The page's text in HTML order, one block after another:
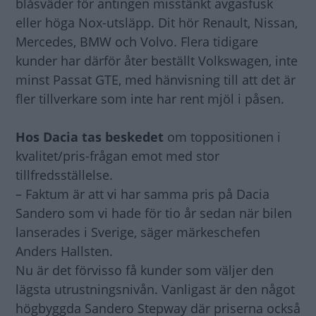
blåsväder för antingen misstänkt avgasfusk
eller höga Nox-utsläpp. Dit hör Renault, Nissan,
Mercedes, BMW och Volvo. Flera tidigare
kunder har därför åter beställt Volkswagen, inte
minst Passat GTE, med hänvisning till att det är
fler tillverkare som inte har rent mjöl i påsen.
Hos Dacia tas beskedet om toppositionen i
kvalitet/pris-frågan emot med stor
tillfredsställelse.
– Faktum är att vi har samma pris på Dacia
Sandero som vi hade för tio år sedan när bilen
lanserades i Sverige, säger märkeschefen
Anders Hallsten.
Nu är det förvisso få kunder som väljer den
lägsta utrustningsnivån. Vanligast är den något
högbyggda Sandero Stepway där priserna också